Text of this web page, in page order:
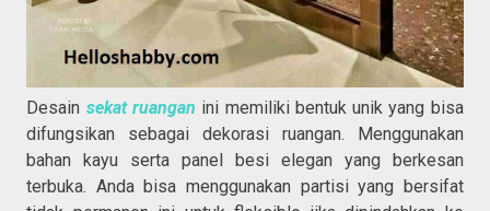
Desain sekat ruangan ini memiliki bentuk unik yang bisa
difungsikan sebagai dekorasi ruangan. Menggunakan
bahan kayu serta panel besi elegan yang berkesan
terbuka. Anda bisa menggunakan partisi yang bersifat